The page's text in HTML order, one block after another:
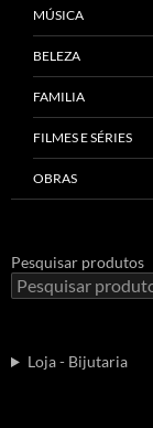
MÚSICA
BELEZA
FAMILIA
FILMES E SÉRIES
OBRAS
Pesquisar produtos
Loja - Bijutaria